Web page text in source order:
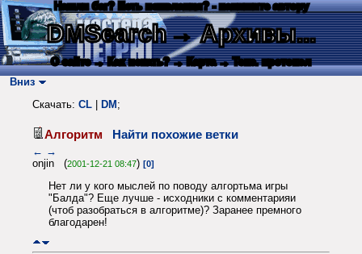
Нашли баг? Есть пожелания? - напишите автору
DMSearch→ Архивы...
О сайте → Как искать? → Карта → Текс. протокол
Вниз
Скачать: CL DM ;
Алгоритм Найти похожие ветки
← →
onjin (2001-12-21 08:47) [0]
Нет ли у кого мыслей по поводу алгортьма игры
"Балда"? Еще лучше - исходники с комментарияи
(чтоб разобраться в алгоритме)? Заранее премного
благодарен!